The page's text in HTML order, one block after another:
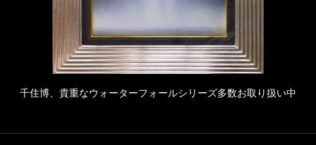
千住博、貴重なウォーターフォールシリーズ多数お取り扱い中